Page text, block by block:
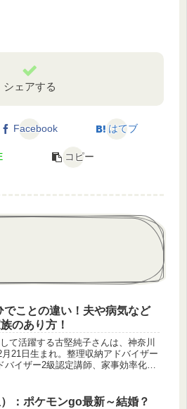
シェアする
Facebook はてブ
コピー
ことの違い！夫や病気など
のあり方！
て活躍する古堅純子さんは、神奈川
21日生まれ。整理収納アドバイザー
バイザー2級認定講師、家事効率化支
：ポケモンgo最新～結婚？